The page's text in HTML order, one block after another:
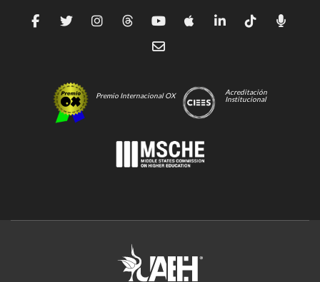
Premio Internacional OX
Acreditación
Institucional